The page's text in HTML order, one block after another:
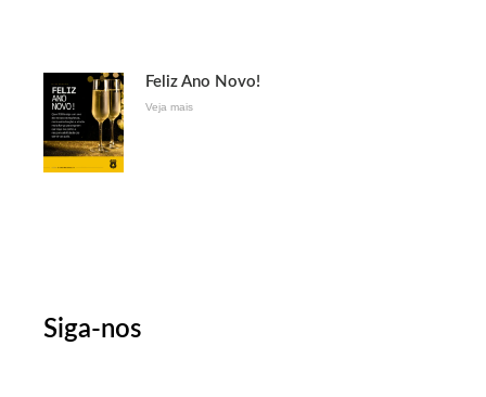
Feliz Ano Novo!
Veja mais
Siga-nos